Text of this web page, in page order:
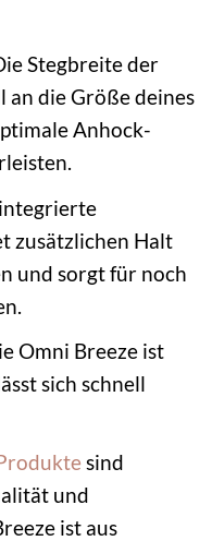
Stegbreite der
an die Größe deines
Anhock-
zusätzlichen Halt
und sorgt für noch
Omni Breeze ist
sich schnell
sind
und
ist aus